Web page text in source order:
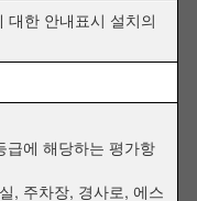
대한 안내표시 설치의
급에 해당하는 평가항
, 주차장, 경사로, 에스